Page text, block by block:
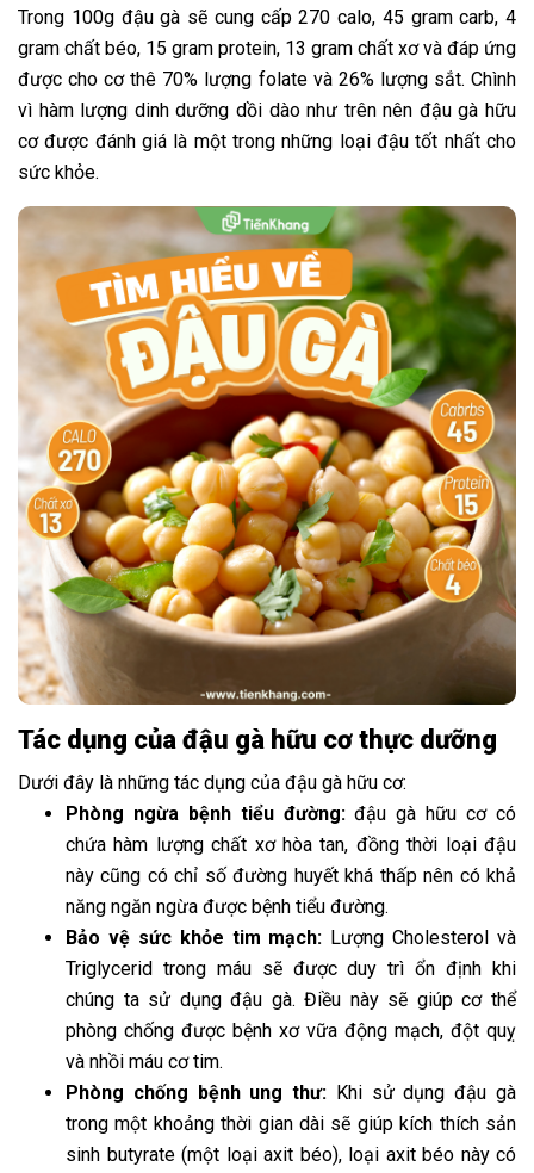
Trong 100g đậu gà sẽ cung cấp 270 calo, 45 gram carb, 4
gram chất béo, 15 gram protein, 13 gram chất xơ và đáp ứng
được cho cơ thê 70% lượng folate và 26% lượng sắt. Chình
vì hàm lượng dinh dưỡng dồi dào như trên nên đậu gà hữu
cơ được đánh giá là một trong những loại đậu tốt nhất cho
sức khỏe.
Tác dụng của đậu gà hữu cơ thực dưỡng
Dưới đây là những tác dụng của đậu gà hữu cơ:
Phòng ngừa bệnh tiểu đường:đậu gà hữu cơ có
chứa hàm lượng chất xơ hòa tan, đồng thời loại đậu
này cũng có chỉ số đường huyết khá thấp nên có khả
năng ngăn ngừa được bệnh tiểu đường.
Bảo vệ sức khỏe tim mạch: Lượng Cholesterol và
Triglycerid trong máu sẽ được duy trì ổn định khi
chúng ta sử dụng đậu gà. Điều này sẽ giúp cơ thể
phòng chống được bệnh xơ vữa động mạch, đột quỵ
và nhồi máu cơ tim.
Phòng chống bệnh ung thư: Khi sử dụng đậu gà
trong một khoảng thời gian dài sẽ giúp kích thích sản
sinh butyrate (một loại axit béo), loại axit béo này có